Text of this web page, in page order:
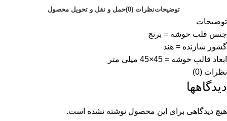
توضیحاتنظرات (0) حمل و نقل و تحویل محصول
توضیحات
جنس قلب خوشه = برنج
گشور سازنده = هند
ابعاد قالب خوشه = 45×45 میلی متر
نظرات (0)
دیدگاهها
هیچ دیدگاهی برای این محصول نوشته نشده است.